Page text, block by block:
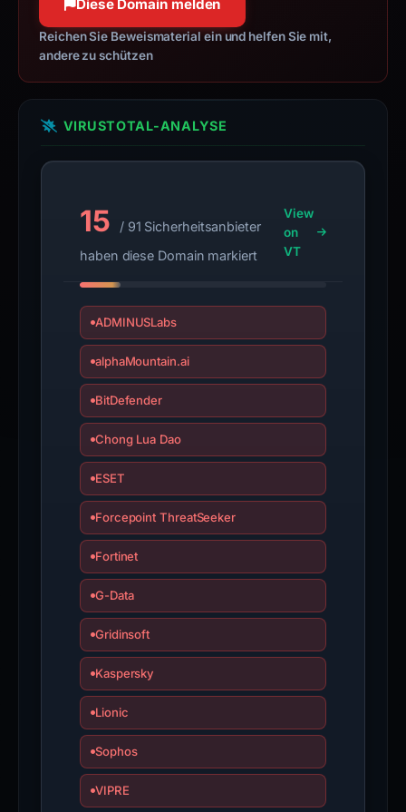
observations,
not
live
guarantee.
Avoid
interacting
domain;
an
if
the
report
is
Diese Domain melden
Reichen Sie Beweismaterial ein und helfen Sie mit,
andere zu schützen
VIRUSTOTAL-ANALYSE
15
/ 91 Sicherheitsanbieter
haben diese Domain markiert
View
on
VT
ADMINUSLabs
alphaMountain.ai
BitDefender
Chong Lua Dao
ESET
Forcepoint ThreatSeeker
Fortinet
G-Data
Gridinsoft
Kaspersky
Lionic
Sophos
VIPRE